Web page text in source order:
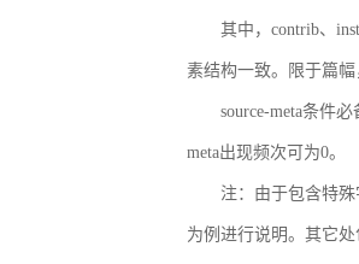
其中，contrib、
素结构一致。限于篇
source-meta条件
meta出现频次可为0。
注：由于包含特殊
为例进行说明。其它